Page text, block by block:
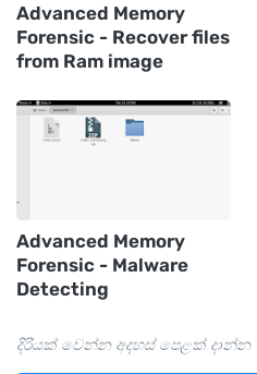
Advanced Memory
Forensic - Recover files
from Ram image
Advanced Memory
Forensic - Malware
Detecting
දිරියක් වෙන්න අදහස් පෙළක් දාන්න